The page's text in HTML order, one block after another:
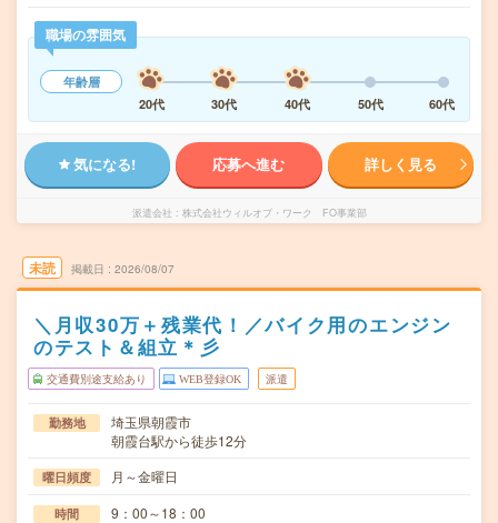
職場の雰囲気
年齢層
20代
30代 40代 50代 60代
気になる! 応募へ進む 詳しく見る
派遣会社 株式会社ウィルオブ・ワーク FO事業部
未読 掲載日 2026/08/07
＼月収30万＋残業代！／バイク用のエンジン
のテスト＆組立＊彡
交通費別途支給あり WEB登録OK 派遣
勤務地
埼玉県朝霞市
朝霞台駅から徒歩12分
曜日頻度 月～金曜日
時間 9：00～18：00